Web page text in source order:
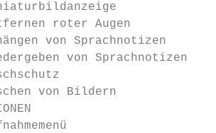
roter Augen
von Sprachnotizen
von Sprachnotizen
von Bildern